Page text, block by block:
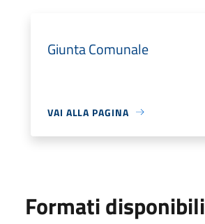
Giunta Comunale
VAI ALLA PAGINA
Formati disponibili